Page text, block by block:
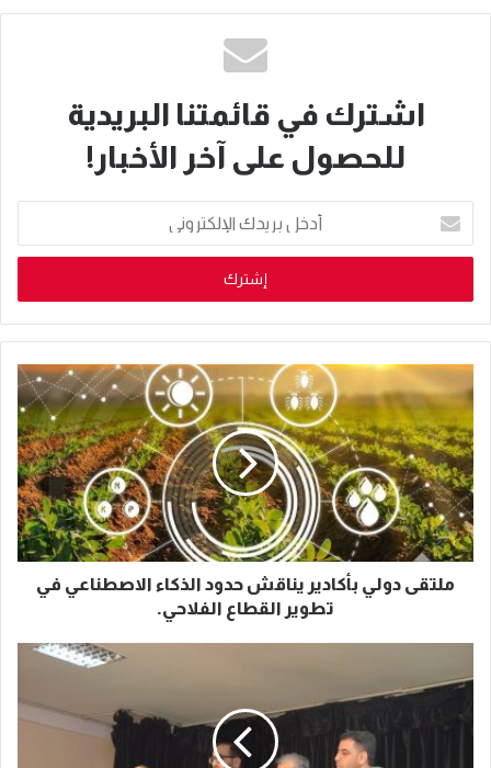
اشترك في قائمتنا البريدية
للحصول على آخر الأخبار!
بريدك
الإلكتروني
ملتقى دولي بأكادير يناقش حدود الذكاء الاصطناعي في
تطوير القطاع الفلاحي.